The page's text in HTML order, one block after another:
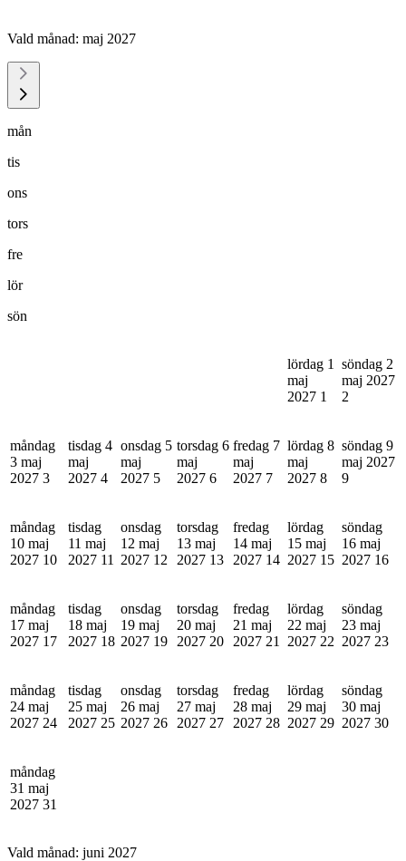
Vald månad: maj 2027
mån
tis
ons
tors
fre
lör
sön
lördag 1
maj
2027 1
söndag 2
maj 2027
2
måndag
3 maj
2027 3
tisdag 4
maj
2027 4
onsdag 5
maj
2027 5
torsdag 6
maj
2027 6
fredag 7
maj
2027 7
lördag 8
maj
2027 8
söndag 9
maj 2027
9
måndag
10 maj
2027 10
tisdag
11 maj
2027 11
onsdag
12 maj
2027 12
torsdag
13 maj
2027 13
fredag
14 maj
2027 14
lördag
15 maj
2027 15
söndag
16 maj
2027 16
måndag
17 maj
2027 17
tisdag
18 maj
2027 18
onsdag
19 maj
2027 19
torsdag
20 maj
2027 20
fredag
21 maj
2027 21
lördag
22 maj
2027 22
söndag
23 maj
2027 23
måndag
24 maj
2027 24
tisdag
25 maj
2027 25
onsdag
26 maj
2027 26
torsdag
27 maj
2027 27
fredag
28 maj
2027 28
lördag
29 maj
2027 29
söndag
30 maj
2027 30
måndag
31 maj
2027 31
Vald månad: juni 2027